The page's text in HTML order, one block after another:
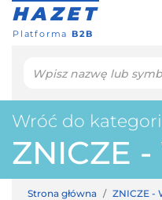
HAZET
Platforma B2B
Wróć do
ZNICZE
Strona główna
ZNICZE -